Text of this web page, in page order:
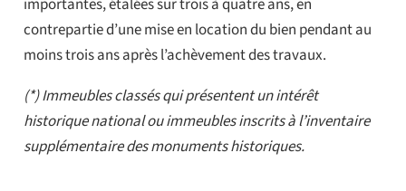
importantes, étalées sur trois à quatre ans, en
contrepartie d’une mise en location du bien pendant au
moins trois ans après l’achèvement des travaux.
(*) Immeubles classés qui présentent un intérêt
historique national ou immeubles inscrits à l’inventaire
supplémentaire des monuments historiques.